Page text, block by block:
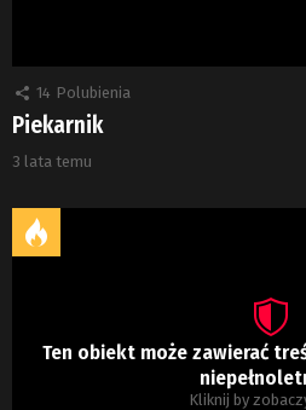
14 Polubienia
Piekarnik
3 lata temu
Ten obiekt może zawierać
Kliknij by